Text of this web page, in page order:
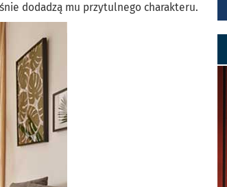
dodadzą mu przytulnego charakteru.